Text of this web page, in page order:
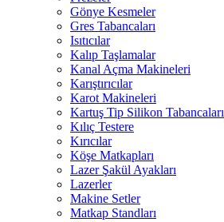
Gönye Kesmeler
Gres Tabancaları
Isıtıcılar
Kalıp Taşlamalar
Kanal Açma Makineleri
Karıştırıcılar
Karot Makineleri
Kartuş Tip Silikon Tabancaları
Kılıç Testere
Kırıcılar
Köşe Matkapları
Lazer Şakül Ayakları
Lazerler
Makine Setler
Matkap Standları